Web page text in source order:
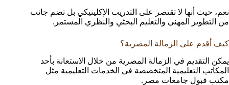
نعم، حيث أنها لا تقتصر على التدريب الإكلينيكي بل تضم جانب
من التطوير المهني والتعليم البحثي والنظري المستمر.
كيف أقدم على الزمالة المصرية؟
يمكن التقديم في الزمالة المصرية من خلال الاستعانة بأحد
المكاتب التعليمية المتخصصة في الخدمات التعليمية مثل
مكتب قبول جامعات مصر.